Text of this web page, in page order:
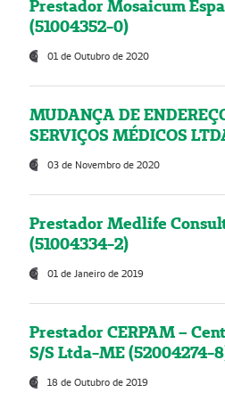
Prestador Mosaicum
(51004352-0)
01 de Outubro de 2020
MUDANÇA DE
SERVIÇOS MÉDICOS
03 de Novembro de 2020
Prestador Medlife
(51004334-2)
01 de Janeiro de 2019
Prestador CERPAM –
S/S Ltda-ME (52004274-
18 de Outubro de 2019